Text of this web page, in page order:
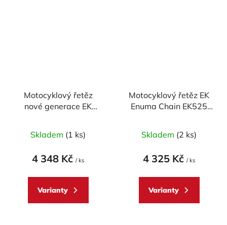
Motocyklový řetěz
nové generace EK
Skladem (1 ks)
4 348 Kč / ks
Varianty
Motocyklový řetěz EK
Enuma Chain EK525
Skladem (2 ks)
4 325 Kč / ks
Varianty